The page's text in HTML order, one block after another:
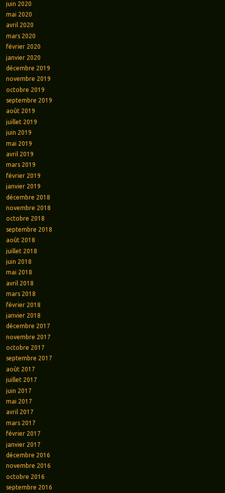
juin 2020
mai 2020
avril 2020
mars 2020
février 2020
janvier 2020
décembre 2019
novembre 2019
octobre 2019
septembre 2019
août 2019
juillet 2019
juin 2019
mai 2019
avril 2019
mars 2019
février 2019
janvier 2019
décembre 2018
novembre 2018
octobre 2018
septembre 2018
août 2018
juillet 2018
juin 2018
mai 2018
avril 2018
mars 2018
février 2018
janvier 2018
décembre 2017
novembre 2017
octobre 2017
septembre 2017
août 2017
juillet 2017
juin 2017
mai 2017
avril 2017
mars 2017
février 2017
janvier 2017
décembre 2016
novembre 2016
octobre 2016
septembre 2016